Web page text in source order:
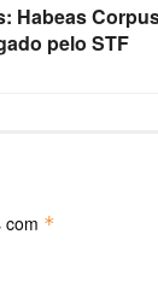
Habeas
pelo STF
com *